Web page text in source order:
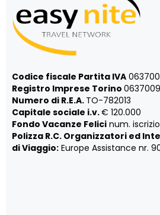
Codice fiscale Partita IVA
Registro Imprese Torino
Numero di R.E.A. TO-782013
Capitale sociale i.v.€ 120.000
Fondo Vacanze Felici num.
Polizza R.C. Organizzatori ed
di Viaggio: Europe Assistance nr.